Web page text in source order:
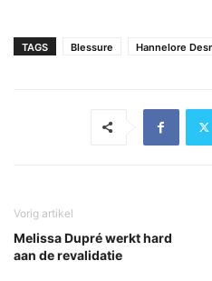
TAGS Blessure Hannelore
Vorig artikel
Melissa Dupré werkt hard
aan de revalidatie